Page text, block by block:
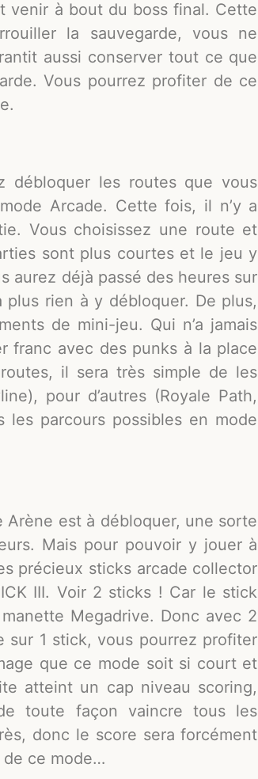
venir à bout du boss final. Cette
la sauvegarde, vous ne
aussi conserver tout ce que
Vous pourrez profiter de ce
débloquer les routes que vous
Arcade. Cette fois, il n’y a
Vous choisissez une route et
sont plus courtes et le jeu y
aurez déjà passé des heures sur
plus rien à y débloquer. De plus,
de mini-jeu. Qui n’a jamais
franc avec des punks à la place
il sera très simple de les
pour d’autres (Royale Path,
parcours possibles en mode
Arène est à débloquer, une sorte
Mais pour pouvoir y jouer à
précieux sticks arcade collector
III. Voir 2 sticks ! Car le stick
Megadrive. Donc avec 2
sur 1 stick, vous pourrez profiter
que ce mode soit si court et
atteint un cap niveau scoring,
toute façon vaincre tous les
donc le score sera forcément
de ce mode…